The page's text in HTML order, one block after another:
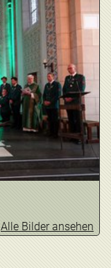
Alle Bilder ansehen